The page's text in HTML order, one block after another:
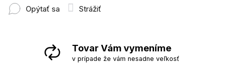
Opýtať sa Strážiť
Tovar Vám vymeníme
v prípade že vám nesadne veľkosť